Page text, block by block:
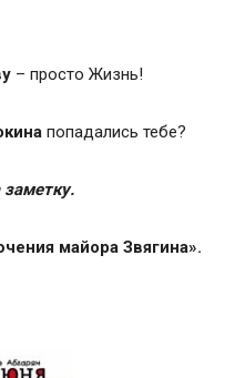
– просто Жизнь!
попадались тебе?
майора Звягина».